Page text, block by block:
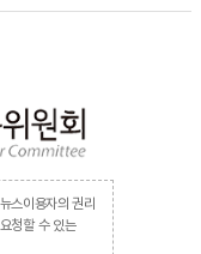
스이용자의 권리
청할 수 있는